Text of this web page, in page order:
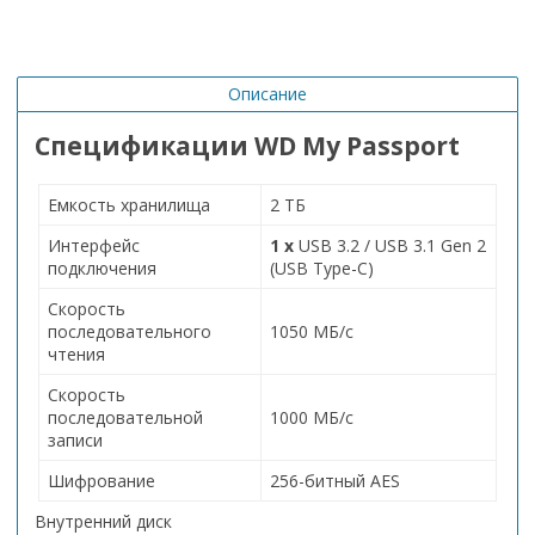
Описание
Спецификации WD My Passport
Емкость хранилища
2 ТБ
Интерфейс
подключения
1 х USB 3.2 / USB 3.1 Gen 2
(USB Type-C)
Скорость
последовательного
чтения
1050 МБ/с
Скорость
последовательной
записи
1000 МБ/с
Шифрование
256-битный AES
Внутренний диск